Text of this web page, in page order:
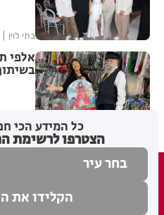
בתי לוין
אלפי
כל המידע הכי
הצטרפו לרשימת